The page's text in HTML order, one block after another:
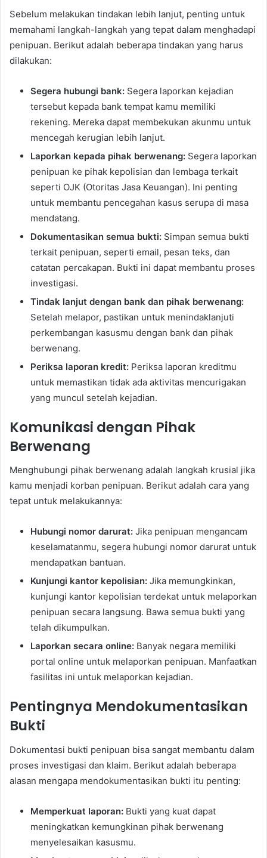
Sebelum melakukan tindakan lebih lanjut, penting untuk
memahami langkah-langkah yang tepat dalam menghadapi
penipuan. Berikut adalah beberapa tindakan yang harus
dilakukan:
Segera hubungi bank: Segera laporkan kejadian
tersebut kepada bank tempat kamu memiliki
rekening. Mereka dapat membekukan akunmu untuk
mencegah kerugian lebih lanjut.
Laporkan kepada pihak berwenang: Segera laporkan
penipuan ke pihak kepolisian dan lembaga terkait
seperti OJK (Otoritas Jasa Keuangan). Ini penting
untuk membantu pencegahan kasus serupa di masa
mendatang.
Dokumentasikan semua bukti: Simpan semua bukti
terkait penipuan, seperti email, pesan teks, dan
catatan percakapan. Bukti ini dapat membantu proses
investigasi.
Tindak lanjut dengan bank dan pihak berwenang:
Setelah melapor, pastikan untuk menindaklanjuti
perkembangan kasusmu dengan bank dan pihak
berwenang.
Periksa laporan kredit: Periksa laporan kreditmu
untuk memastikan tidak ada aktivitas mencurigakan
yang muncul setelah kejadian.
Komunikasi dengan Pihak
Berwenang
Menghubungi pihak berwenang adalah langkah krusial jika
kamu menjadi korban penipuan. Berikut adalah cara yang
tepat untuk melakukannya:
Hubungi nomor darurat: Jika penipuan mengancam
keselamatanmu, segera hubungi nomor darurat untuk
mendapatkan bantuan.
Kunjungi kantor kepolisian: Jika memungkinkan,
kunjungi kantor kepolisian terdekat untuk melaporkan
penipuan secara langsung. Bawa semua bukti yang
telah dikumpulkan.
Laporkan secara online: Banyak negara memiliki
portal online untuk melaporkan penipuan. Manfaatkan
fasilitas ini untuk melaporkan kejadian.
Pentingnya Mendokumentasikan
Bukti
Dokumentasi bukti penipuan bisa sangat membantu dalam
proses investigasi dan klaim. Berikut adalah beberapa
alasan mengapa mendokumentasikan bukti itu penting:
Memperkuat laporan: Bukti yang kuat dapat
meningkatkan kemungkinan pihak berwenang
menyelesaikan kasusmu.